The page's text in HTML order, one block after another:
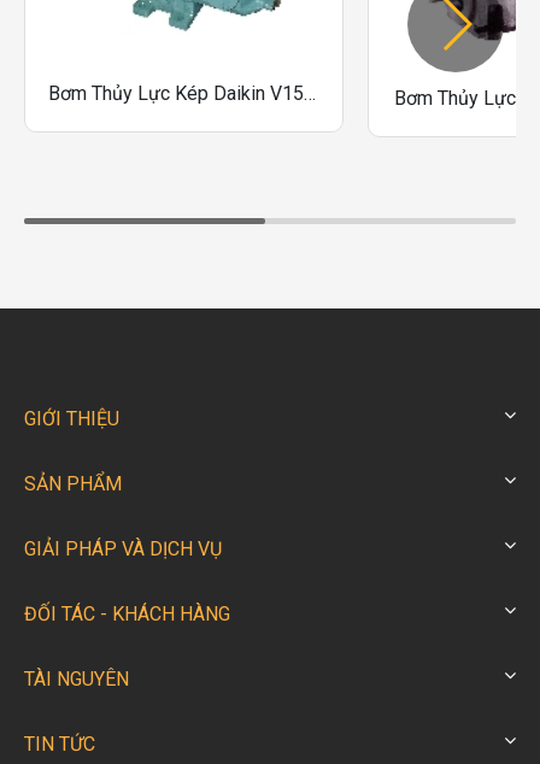
Bơm Thủy Lực Kép Daikin V1515 Bơm Thủy Lực
GIỚI THIỆU
SẢN PHẨM
GIẢI PHÁP VÀ DỊCH VỤ
ĐỐI TÁC - KHÁCH HÀNG
TÀI NGUYÊN
TIN TỨC